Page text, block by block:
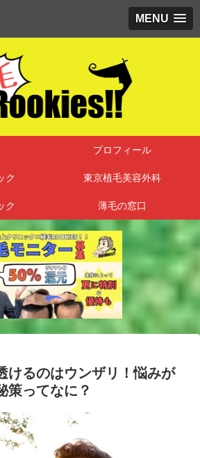
MENU
プロフィール
ク 東京植毛美容外科
ク 薄毛の窓口
けるのはウンザリ！悩みが
策ってなに？